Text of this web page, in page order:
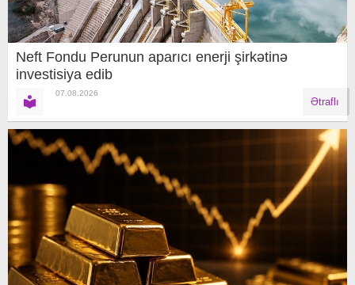
Neft Fondu Perunun aparıcı enerji şirkətinə
investisiya edib
07.08.2026
Ətraflı